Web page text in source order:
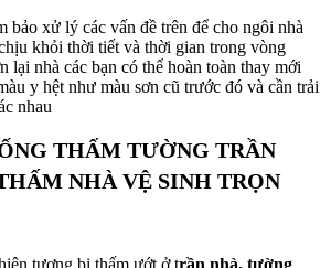
bảo xử lý các vấn đề trên để cho ngôi nhà
khỏi thời tiết và thời gian trong vòng
lại nhà các bạn có thể hoàn toàn thay mới
y hệt như màu sơn cũ trước đó và cần trải
nhau
THẤM TƯỜNG TRẦN
NHÀ VỆ SINH TRỌN
tượng bị thấm ướt ở trần nhà, tường